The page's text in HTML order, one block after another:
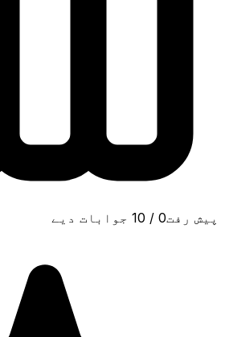
پیش رفت0
/
10 جوابات دیے